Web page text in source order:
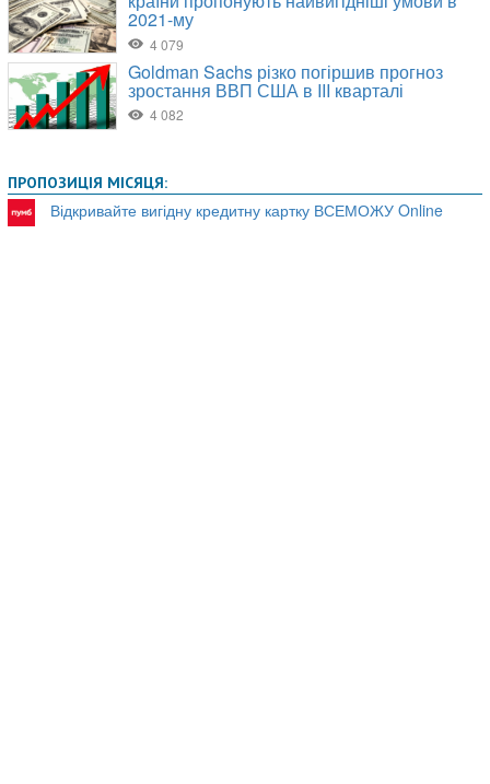
ПРОПОЗИЦІЯ МІСЯЦЯ:
Відкривайте вигідну кредитну картку ВСЕМОЖУ Online